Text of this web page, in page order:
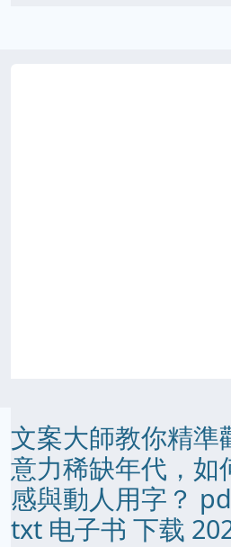
文案大師教你精準
意力稀缺年代，如
感與動人用字？
txt 电子书 下载